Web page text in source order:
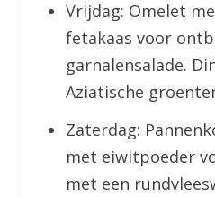
Vrijdag: Omelet
fetakaas voor
garnalensalade.
Aziatische
Zaterdag:
met eiwitpoeder
met een